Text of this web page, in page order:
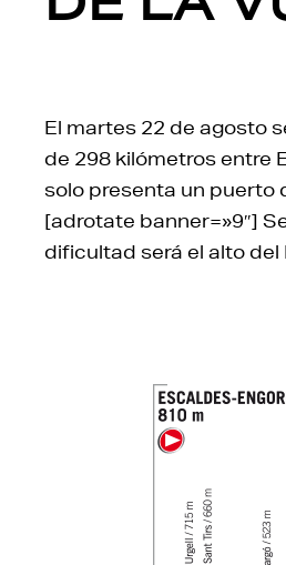
El martes 22 de agosto
de 298 kilómetros entre
solo presenta un puerto
[adrotate banner=»9″]
dificultad será el alto del